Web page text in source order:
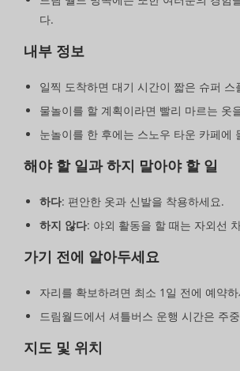
다.
내부 정보
일찍 도착하면 대기 시간이 짧은 슈퍼
물놀이를 할 계획이라면 빨리 마르는 옷
눈놀이를 한 후에는 스노우 타운 카페에
해야 할 일과 하지 말아야 할 일
하다: 편안한 옷과 신발을 착용하세요.
하지 않다: 야외 활동을 할 때는 자외선
가기 전에 알아두세요
자리를 확보하려면 최소 1일 전에 예약
드림월드에서 셔틀버스 운행 시간은 주
지도 및 위치